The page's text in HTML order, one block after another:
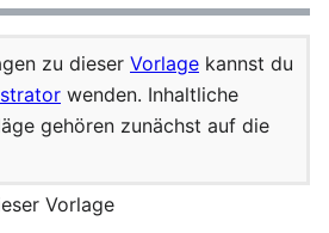
zu dieser Vorlage kannst du
wenden. Inhaltliche
gehören zunächst auf die
Vorlage